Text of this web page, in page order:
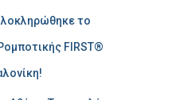
το
FIRST®